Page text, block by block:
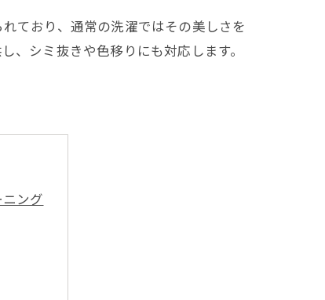
ており、通常の洗濯ではその美しさを
シミ抜きや色移りにも対応します。
ング